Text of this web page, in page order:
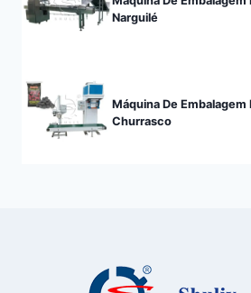
Narguilé
Máquina De Embalagem
Churrasco